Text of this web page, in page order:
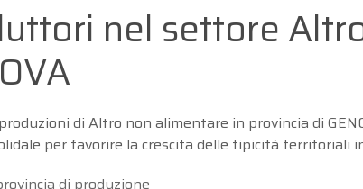
nel settore
di Altro non alimentare in provincia di
per favorire la crescita delle tipicità territoriali
di produzione